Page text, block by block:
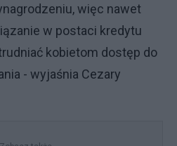
więc nawet
w postaci kredytu
kobietom dostęp do
- wyjaśnia Cezary